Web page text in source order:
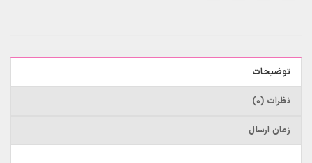
توضیحات
نظرات (0)
زمان ارسال